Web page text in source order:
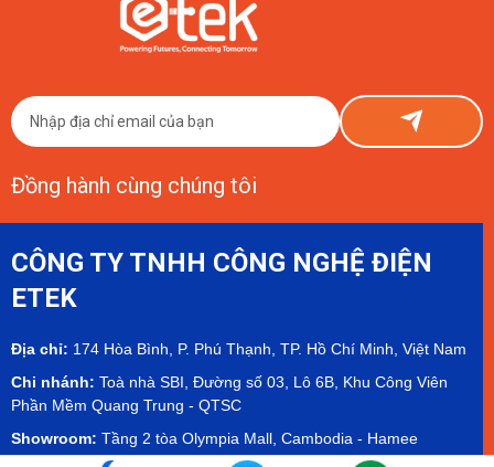
Đầu tư Smart Farm chanh dây vàng 1 hecta tốn khoảng 150–800 triệu
đồng phần công nghệ, cộng thêm chi phí nông nghiệp cơ bản. ETEK chia
sẻ thật, có số liệu cụ thể.
CÔNG TY TNHH CÔNG NGHỆ ĐIỆN
ETEK
Địa chỉ: 174 Hòa Bình, P. Phú Thạnh, TP. Hồ Chí Minh, Việt Nam
Chi nhánh: Toà nhà SBI, Đường số 03, Lô 6B, Khu Công Viên
Phần Mềm Quang Trung - QTSC
Showroom: Tầng 2 tòa Olympia Mall, Cambodia - Hamee
Showroom
Đồng hành cùng chúng tôi